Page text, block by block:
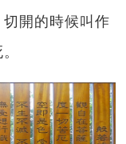
開的時候叫作